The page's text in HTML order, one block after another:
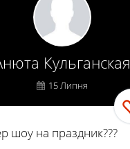
Кульганская
15 Липня
шоу на праздник???